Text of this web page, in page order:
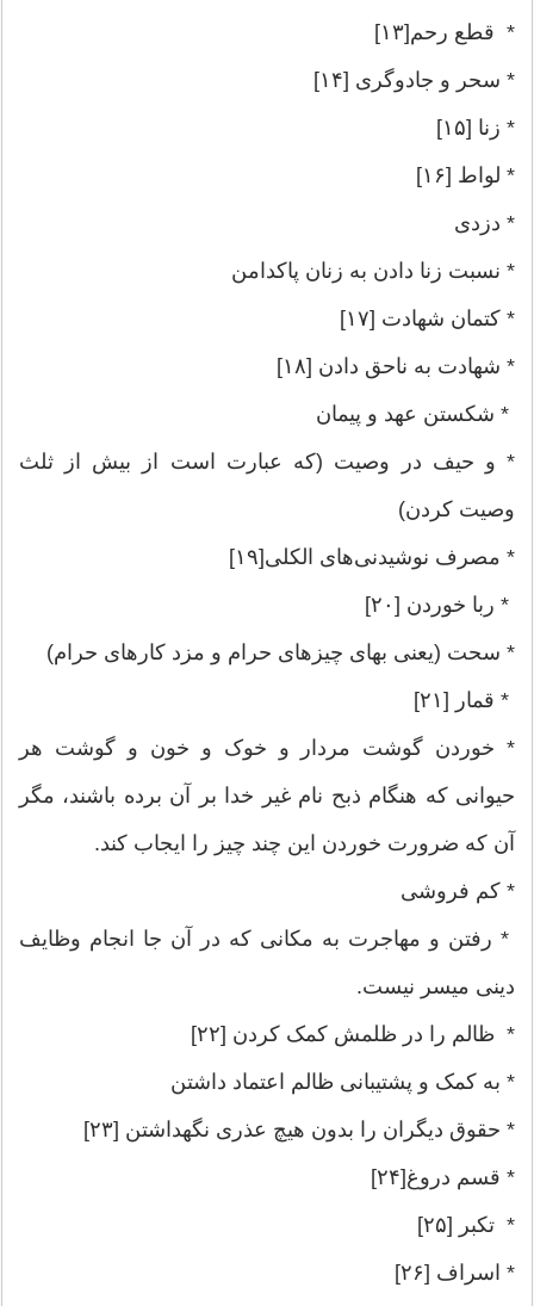
* قطع رحم[۱۳]
* سحر و جادوگری [۱۴]
* زنا [۱۵]
* لواط [۱۶]
* دزدی
* نسبت زنا دادن به زنان پاکدامن
* کتمان شهادت [۱۷]
* شهادت به ناحق دادن [۱۸]
* شکستن عهد و پیمان
* و حیف در وصیت (که عبارت است از بیش از ثلث
وصیت کردن)
* مصرف نوشیدنی‌های الکلی[۱۹]
* ربا خوردن [۲۰]
* سحت (یعنی بهای چیزهای حرام و مزد کارهای حرام)
* قمار [۲۱]
* خوردن گوشت مردار و خوک و خون و گوشت هر
حیوانی که هنگام ذبح نام غیر خدا بر آن برده باشند، مگر
آن که ضرورت خوردن این چند چیز را ایجاب کند.
* کم فروشی
* رفتن و مهاجرت به مکانی که در آن جا انجام وظایف
دینی میسر نیست.
* ظالم را در ظلمش کمک کردن [۲۲]
* به کمک و پشتیبانی ظالم اعتماد داشتن
* حقوق دیگران را بدون هیچ عذری نگهداشتن [۲۳]
* قسم دروغ[۲۴]
* تکبر [۲۵]
* اسراف [۲۶]